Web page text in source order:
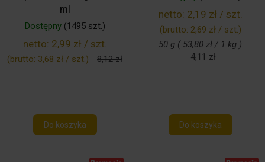
ml
Dostępny(1495 szt.)
netto: 2,99 zł / szt.
(brutto: 3,68 zł / szt.) 8,12 zł
Do koszyka
netto: 2,19 zł / szt.
(brutto: 2,69 zł / szt.)
50 g ( 53,80 zł / 1 kg )
4,11 zł
Do koszyka